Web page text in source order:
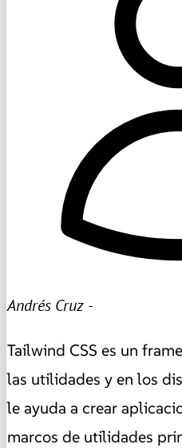
Andrés Cruz -
Tailwind CSS es un
las utilidades y en los
le ayuda a crear
marcos de utilidades